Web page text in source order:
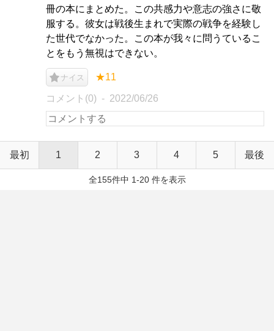
冊の本にまとめた。この共感力や意志の強さに敬
服する。彼女は戦後生まれで実際の戦争を経験し
た世代でなかった。この本が我々に問うているこ
とをもう無視はできない。
ナイス ★11
コメント(0) 2022/06/26
最初 1 2 3 4 5 最後
全155件中 1-20 件を表示